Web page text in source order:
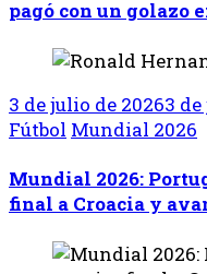
pagó con un golazo
3 de julio de 20263
Fútbol Mundial 2026
Mundial 2026:
final a Croacia y